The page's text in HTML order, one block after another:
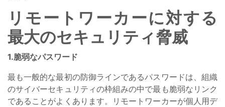
リモートワーカーに対する
最大のセキュリティ脅威
1.脆弱なパスワード
最も一般的な最初の防御ラインであるパスワードは、組織
のサイバーセキュリティの枠組みの中で最も脆弱なリンク
であることがよくあります。リモートワーカーが個人用デ